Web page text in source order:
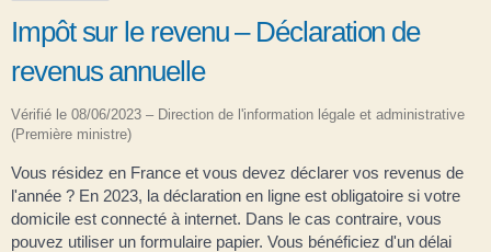
Impôt sur le revenu – Déclaration de
revenus annuelle
Vérifié le 08/06/2023 – Direction de l'information légale et administrative
(Première ministre)
Vous résidez en France et vous devez déclarer vos revenus de
l'année ? En 2023, la déclaration en ligne est obligatoire si votre
domicile est connecté à internet. Dans le cas contraire, vous
pouvez utiliser un formulaire papier. Vous bénéficiez d'un délai